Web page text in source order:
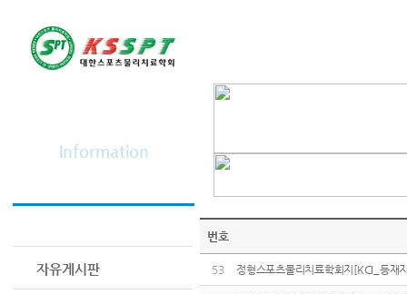
Information
자유게시판
번호
53 정형스포츠물리치료학회지[KCI_등